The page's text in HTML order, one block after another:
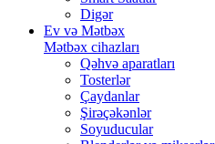
Digər
Ev və Mətbəx
Mətbəx cihazları
Qəhvə aparatları
Tosterlər
Çaydanlar
Şirəçəkənlər
Soyuducular